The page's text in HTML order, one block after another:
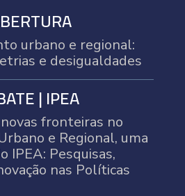
urbano e regional:
e desigualdades
| IPEA
fronteiras no
e Regional, uma
IPEA: Pesquisas,
nas Políticas